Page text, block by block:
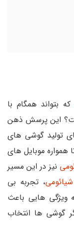
که بتواند همگام با
این پرسش ذهن
تولید گوشی های
همواره موبایل های
نیز در این مسیر
، تجربه بی
ویژگی هایی باعث
گوشی ها انتخاب